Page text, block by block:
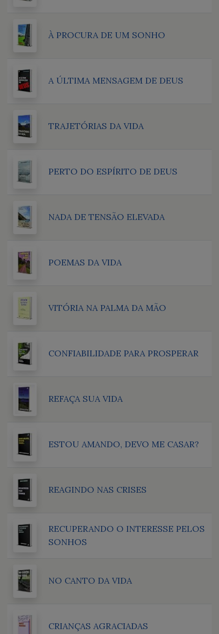
À PROCURA DE UM SONHO
A ÚLTIMA MENSAGEM DE DEUS
TRAJETÓRIAS DA VIDA
PERTO DO ESPÍRITO DE DEUS
NADA DE TENSÃO ELEVADA
POEMAS DA VIDA
VITÓRIA NA PALMA DA MÃO
CONFIABILIDADE PARA PROSPERAR
REFAÇA SUA VIDA
ESTOU AMANDO, DEVO ME CASAR?
REAGINDO NAS CRISES
RECUPERANDO O INTERESSE PELOS
SONHOS
NO CANTO DA VIDA
CRIANÇAS AGRACIADAS